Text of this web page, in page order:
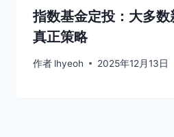
指数基金定投：大多
真正策略
作者 lhyeoh 2025年12月13日